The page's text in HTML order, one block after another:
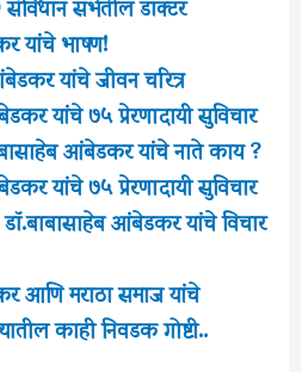
यांचे भाषण!
यांचे जीवन चरित्र
यांचे ७५ प्रेरणादायी सुविचार
आंबेडकर यांचे नाते काय ?
यांचे ७५ प्रेरणादायी सुविचार
डॉ.बाबासाहेब आंबेडकर यांचे विचार
आणि मराठा समाज यांचे
काही निवडक गोष्टी..